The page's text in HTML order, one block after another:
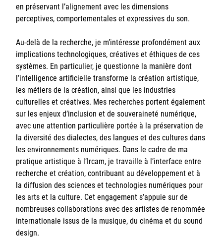
en préservant l’alignement avec les dimensions
perceptives, comportementales et expressives du son.
Au-delà de la recherche, je m’intéresse profondément aux
implications technologiques, créatives et éthiques de ces
systèmes. En particulier, je questionne la manière dont
l’intelligence artificielle transforme la création artistique,
les métiers de la création, ainsi que les industries
culturelles et créatives. Mes recherches portent également
sur les enjeux d’inclusion et de souveraineté numérique,
avec une attention particulière portée à la préservation de
la diversité des dialectes, des langues et des cultures dans
les environnements numériques. Dans le cadre de ma
pratique artistique à l’Ircam, je travaille à l’interface entre
recherche et création, contribuant au développement et à
la diffusion des sciences et technologies numériques pour
les arts et la culture. Cet engagement s’appuie sur de
nombreuses collaborations avec des artistes de renommée
internationale issus de la musique, du cinéma et du sound
design.